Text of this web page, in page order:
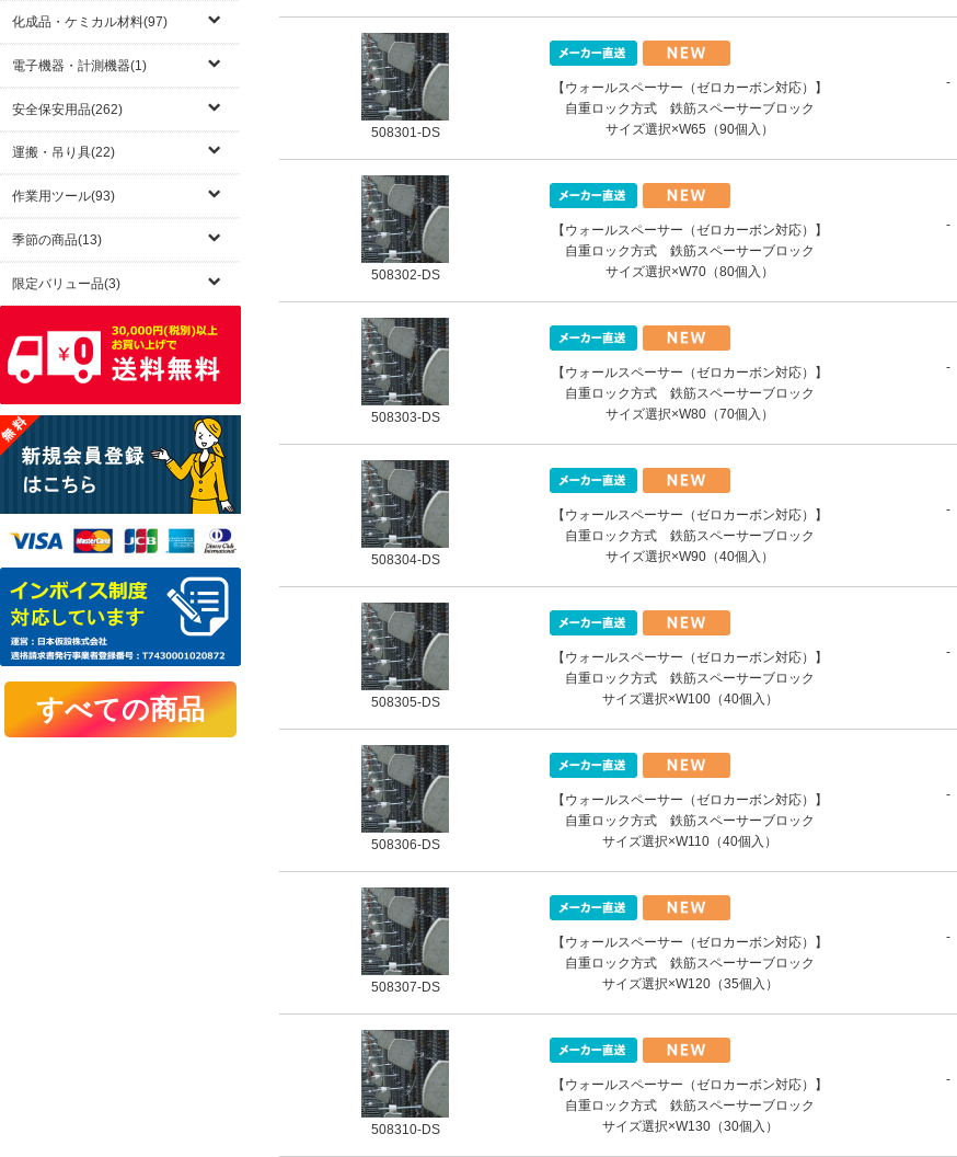
化成品・ケミカル材料(97)
電子機器・計測機器(1)
安全保安用品(262)
運搬・吊り具(22)
作業用ツール(93)
季節の商品(13)
限定バリュー品(3)
508301-DS
【ウォールスペーサー（ゼロカーボン対応）】
自重ロック方式 鉄筋スペーサーブロック
サイズ選択×W65（90個入）
-
508302-DS
【ウォールスペーサー（ゼロカーボン対応）】
自重ロック方式 鉄筋スペーサーブロック
サイズ選択×W70（80個入）
-
508303-DS
【ウォールスペーサー（ゼロカーボン対応）】
自重ロック方式 鉄筋スペーサーブロック
サイズ選択×W80（70個入）
-
508304-DS
【ウォールスペーサー（ゼロカーボン対応）】
自重ロック方式 鉄筋スペーサーブロック
サイズ選択×W90（40個入）
-
508305-DS
【ウォールスペーサー（ゼロカーボン対応）】
自重ロック方式 鉄筋スペーサーブロック
サイズ選択×W100（40個入）
-
508306-DS
【ウォールスペーサー（ゼロカーボン対応）】
自重ロック方式 鉄筋スペーサーブロック
サイズ選択×W110（40個入）
-
508307-DS
【ウォールスペーサー（ゼロカーボン対応）】
自重ロック方式 鉄筋スペーサーブロック
サイズ選択×W120（35個入）
-
508310-DS
【ウォールスペーサー（ゼロカーボン対応）】
自重ロック方式 鉄筋スペーサーブロック
サイズ選択×W130（30個入）
-